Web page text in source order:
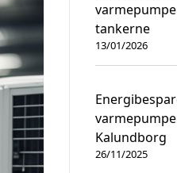
tankerne
13/01/2026
Kalundborg
26/11/2025